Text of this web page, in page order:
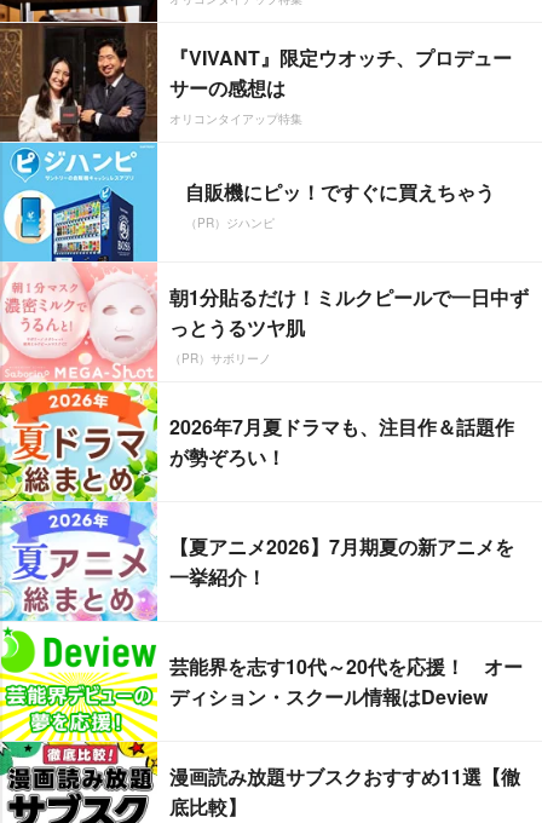
『VIVANT』限定ウオッチ、プロデュー
サーの感想は
オリコンタイアップ特集
自販機にピッ！ですぐに買えちゃう
（PR）ジハンピ
朝1分貼るだけ！ミルクピールで一日中ず
っとうるツヤ肌
（PR）サボリーノ
2026年7月夏ドラマも、注目作＆話題作
が勢ぞろい！
【夏アニメ2026】7月期夏の新アニメを
一挙紹介！
芸能界を志す10代～20代を応援！ オー
ディション・スクール情報はDeview
漫画読み放題サブスクおすすめ11選【徹
底比較】